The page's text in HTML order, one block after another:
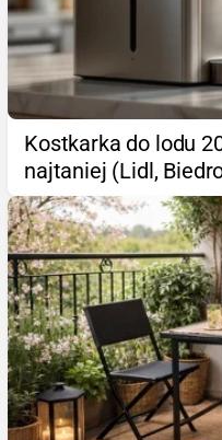
Kostkarka do lodu
najtaniej (Lidl,